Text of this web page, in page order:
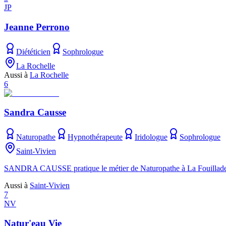
JP
Jeanne Perrono
Diététicien
Sophrologue
La Rochelle
Aussi à La Rochelle
6
Sandra Causse
Naturopathe Hypnothérapeute Iridologue
Sophrologue
Saint-Vivien
SANDRA CAUSSE pratique le métier de Naturopathe à La
Aussi à Saint-Vivien
7
NV
Natur'eau Vie